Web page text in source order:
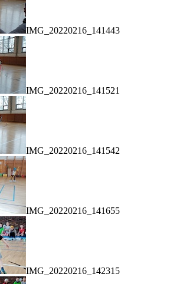
IMG_20220216_141443
IMG_20220216_141521
IMG_20220216_141542
IMG_20220216_141655
IMG_20220216_142315